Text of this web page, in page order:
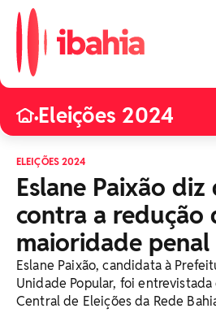
•Eleições 2024
ELEIÇÕES 2024
Eslane Paixão diz
contra a redução
maioridade penal
Eslane Paixão, candidata à
Unidade Popular, foi
Central de Eleições da Rede